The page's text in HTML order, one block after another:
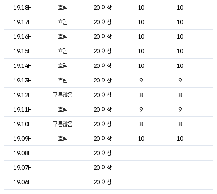
19.18H
흐림 20 이상 10 10
19.17H
흐림 20 이상 10 10
19.16H
흐림 20 이상 10 10
19.15H
흐림 20 이상 10 10
19.14H
흐림 20 이상 10 10
19.13H
흐림 20 이상 9 9
19.12H
구름많음 20 이상 8 8
19.11H
흐림 20 이상 9 9
19.10H
구름많음 20 이상 8 8
19.09H
흐림 20 이상 10 10
19.08H
20 이상
19.07H
20 이상
19.06H
20 이상